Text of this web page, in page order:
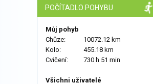
POČÍTADLO POHYBU
Můj pohyb
Chůze:
10072.12 km
Kolo:
455.18 km
Cvičení:
730 h 51 min
Všichni uživatelé